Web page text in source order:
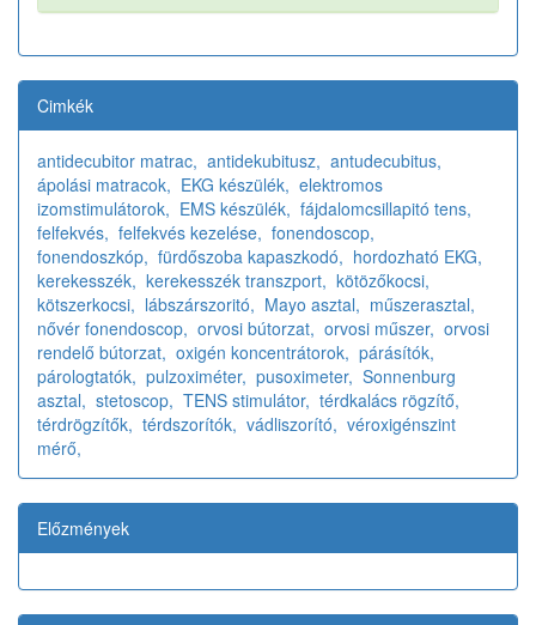
Cimkék
antidecubitor matrac, antidekubitusz, antudecubitus,
ápolási matracok, EKG készülék, elektromos
izomstimulátorok, EMS készülék, fájdalomcsillapitó tens,
felfekvés, felfekvés kezelése, fonendoscop,
fonendoszkóp, fürdőszoba kapaszkodó, hordozható EKG,
kerekesszék, kerekesszék transzport, kötözőkocsi,
kötszerkocsi, lábszárszoritó, Mayo asztal, műszerasztal,
nővér fonendoscop, orvosi bútorzat, orvosi műszer, orvosi
rendelő bútorzat, oxigén koncentrátorok, párásítók,
párologtatók, pulzoximéter, pusoximeter, Sonnenburg
asztal, stetoscop, TENS stimulátor, térdkalács rögzítő,
térdrögzítők, térdszorítók, vádliszorító, véroxigénszint
mérő,
Előzmények